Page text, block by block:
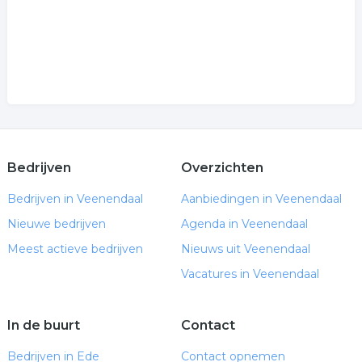
Bedrijven
Bedrijven in Veenendaal
Nieuwe bedrijven
Meest actieve bedrijven
Overzichten
Aanbiedingen in Veenendaal
Agenda in Veenendaal
Nieuws uit Veenendaal
Vacatures in Veenendaal
In de buurt
Bedrijven in Ede
Contact
Contact opnemen